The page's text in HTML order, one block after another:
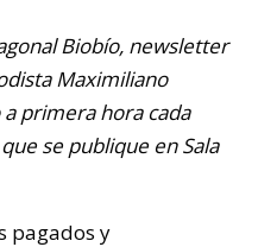
Biobío, newsletter
Maximiliano
primera hora cada
se publique en Sala
pagados y